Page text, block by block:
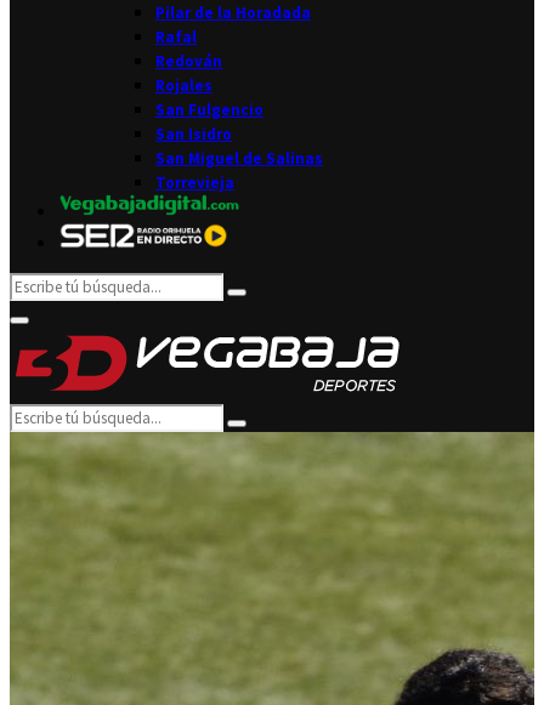
Pilar de la Horadada
Rafal
Redován
Rojales
San Fulgencio
San Isidro
San Miguel de Salinas
Torrevieja
Search
for:
Search
Primary
Menu
Search
for:
Search